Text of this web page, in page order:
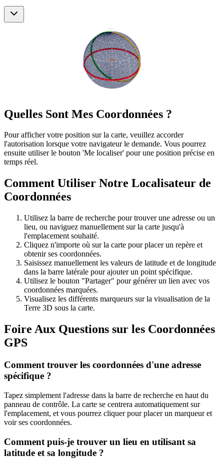
Quelles Sont Mes Coordonnées ?
Pour afficher votre position sur la carte, veuillez accorder
l'autorisation lorsque votre navigateur le demande. Vous pourrez
ensuite utiliser le bouton 'Me localiser' pour une position précise en
temps réel.
Comment Utiliser Notre Localisateur de
Coordonnées
Utilisez la barre de recherche pour trouver une adresse ou un
lieu, ou naviguez manuellement sur la carte jusqu'à
l'emplacement souhaité.
Cliquez n'importe où sur la carte pour placer un repère et
obtenir ses coordonnées.
Saisissez manuellement les valeurs de latitude et de longitude
dans la barre latérale pour ajouter un point spécifique.
Utilisez le bouton "Partager" pour générer un lien avec vos
coordonnées marquées.
Visualisez les différents marqueurs sur la visualisation de la
Terre 3D sous la carte.
Foire Aux Questions sur les Coordonnées
GPS
Comment trouver les coordonnées d'une adresse
spécifique ?
Tapez simplement l'adresse dans la barre de recherche en haut du
panneau de contrôle. La carte se centrera automatiquement sur
l'emplacement, et vous pourrez cliquer pour placer un marqueur et
voir ses coordonnées.
Comment puis-je trouver un lieu en utilisant sa
latitude et sa longitude ?